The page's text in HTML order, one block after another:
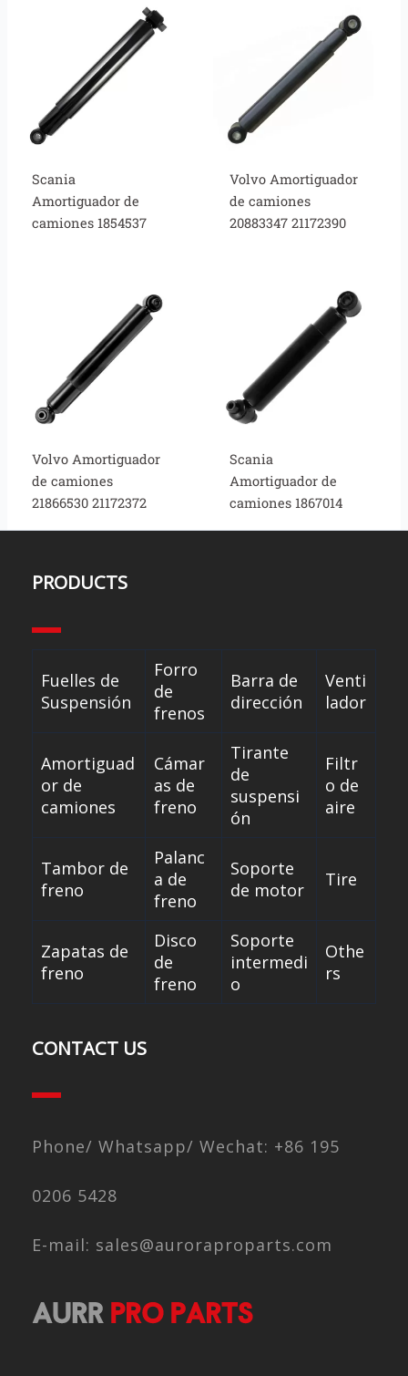
Scania
Amortiguador de
camiones 1854537
Volvo Amortiguador
de camiones
20883347 21172390
Volvo Amortiguador
de camiones
21866530 21172372
Scania
Amortiguador de
camiones 1867014
PRODUCTS
Fuelles de
Suspensión
Forro
de
frenos
Barra de
dirección
Venti
lador
Amortiguad
or de
camiones
Cámar
as de
freno
Tirante
de
suspensi
ón
Filtr
o de
aire
Tambor de
freno
Palanc
a de
freno
Soporte
de motor
Tire
Zapatas de
freno
Disco
de
freno
Soporte
intermedi
o
Othe
rs
CONTACT US
Phone/ Whatsapp/ Wechat: +86 195
0206 5428
E-mail: sales@auroraproparts.com